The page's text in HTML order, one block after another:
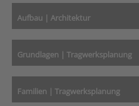
Aufbau | Architektur
Grundlagen | Tragwerksplanung
Familien | Tragwerksplanung